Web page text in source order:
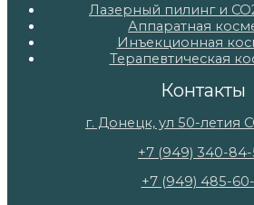
Лазерный пилинг и
Аппаратная
Инъекционная
Терапевтическая
Контакты
г. Донецк, ул 50-летия
+7 (949) 340-
+7 (949) 485-60-